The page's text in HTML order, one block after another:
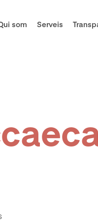
som Serveis